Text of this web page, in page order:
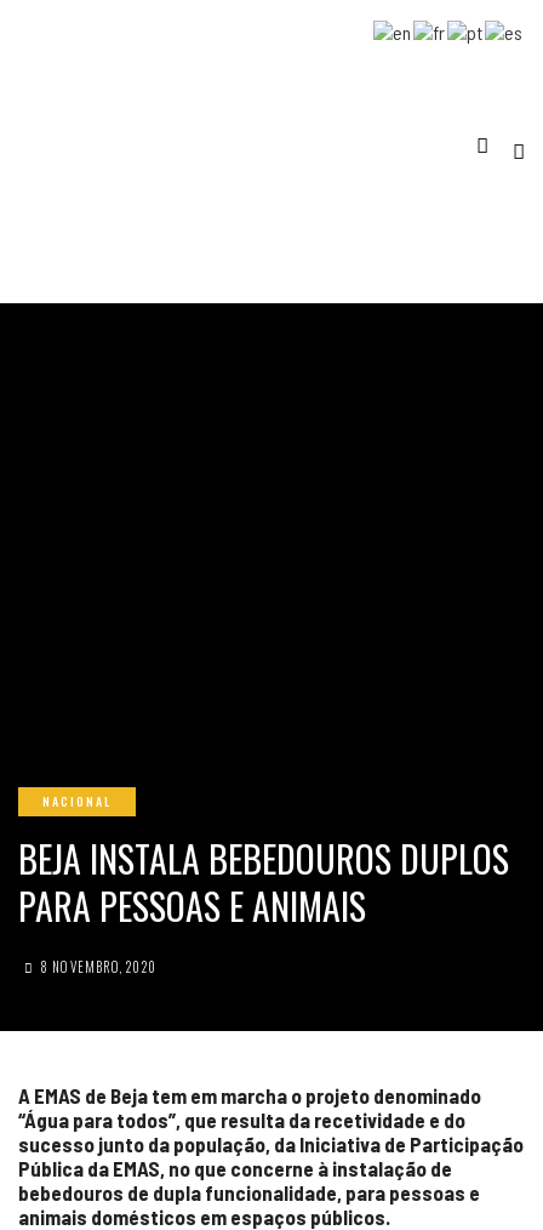
NACIONAL
BEJA INSTALA BEBEDOUROS DUPLOS
PARA PESSOAS E ANIMAIS
8 NOVEMBRO, 2020
A EMAS de Beja tem em marcha o projeto denominado
“Água para todos”, que resulta da recetividade e do
sucesso junto da população, da Iniciativa de Participação
Pública da EMAS, no que concerne à instalação de
bebedouros de dupla funcionalidade, para pessoas e
animais domésticos em espaços públicos.